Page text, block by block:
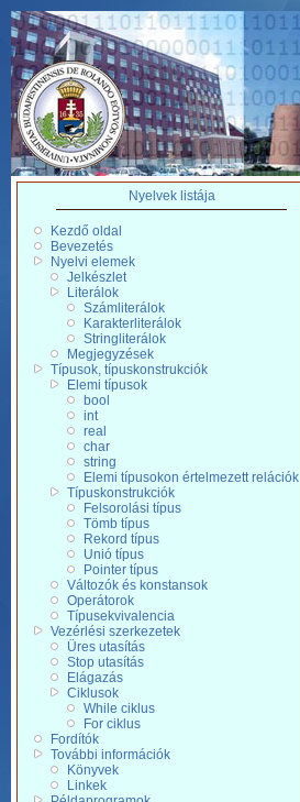
Nyelvek listája
Kezdő oldal
Bevezetés
Nyelvi elemek
Jelkészlet
Literálok
Számliterálok
Karakterliterálok
Stringliterálok
Megjegyzések
Típusok, típuskonstrukciók
Elemi típusok
bool
int
real
char
string
Elemi típusokon értelmezett relációk
Típuskonstrukciók
Felsorolási típus
Tömb típus
Rekord típus
Unió típus
Pointer típus
Változók és konstansok
Operátorok
Típusekvivalencia
Vezérlési szerkezetek
Üres utasítás
Stop utasítás
Elágazás
Ciklusok
While ciklus
For ciklus
Fordítók
További információk
Könyvek
Linkek